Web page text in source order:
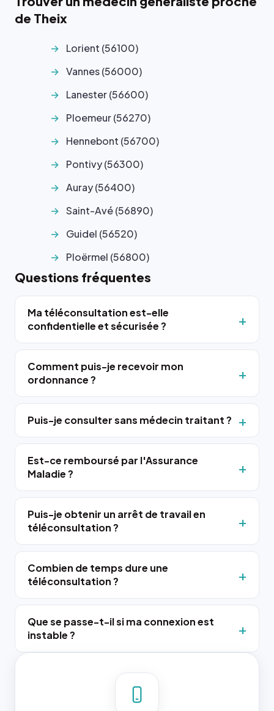
de Theix
Lorient (56100)
Vannes (56000)
Lanester (56600)
Ploemeur (56270)
Hennebont (56700)
Pontivy (56300)
Auray (56400)
Saint-Avé (56890)
Guidel (56520)
Ploërmel (56800)
Questions fréquentes
Ma téléconsultation est-elle
confidentielle et sécurisée ?
Comment puis-je recevoir mon
ordonnance ?
Puis-je consulter sans médecin traitant ?
Est-ce remboursé par l'Assurance
Maladie ?
Puis-je obtenir un arrêt de travail en
téléconsultation ?
Combien de temps dure une
téléconsultation ?
Que se passe-t-il si ma connexion est
instable ?